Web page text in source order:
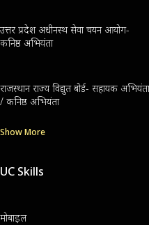
उत्तर प्रदेश अधीनस्थ सेवा चयन आयोग-
कनिष्ठ अभियंता
राजस्थान राज्य विद्युत बोर्ड- सहायक अभियंता
/ कनिष्ठ अभियंता
Show More
UC Skills
मोबाइल